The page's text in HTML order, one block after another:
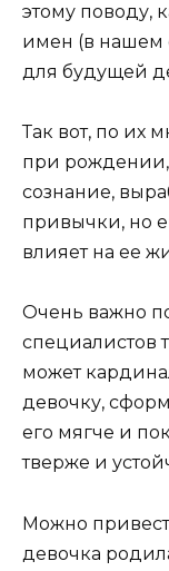
этому поводу,
имен (в нашем
для будущей
Так вот, по их
при рождении,
сознание,
привычки, но
влияет на ее
Очень важно
специалистов
может
девочку,
его мягче и
тверже и
Можно
девочка